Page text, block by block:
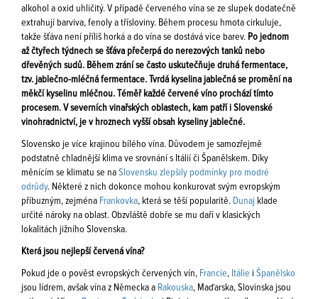
alkohol a oxid uhličitý. V případě červeného vína se ze slupek dodatečně
extrahují barviva, fenoly a třísloviny. Během procesu hmota cirkuluje,
takže šťáva není příliš horká a do vína se dostává více barev. Po jednom
až čtyřech týdnech se šťáva přečerpá do nerezových tanků nebo
dřevěných sudů. Během zrání se často uskutečňuje druhá fermentace,
tzv. jablečno-mléčná fermentace. Tvrdá kyselina jablečná se promění na
měkčí kyselinu mléčnou. Téměř každé červené víno prochází tímto
procesem. V severních vinařských oblastech, kam patří i Slovenské
vinohradnictví, je v hroznech vyšší obsah kyseliny jablečné.
Slovensko je více krajinou bílého vína. Důvodem je samozřejmě
podstatně chladnější klima ve srovnání s Itálií či Španělskem. Díky
měnícím se klimatu se na Slovensku zlepšily podmínky pro modré
odrůdy. Některé z nich dokonce mohou konkurovat svým evropským
příbuzným, zejména Frankovka, která se těší popularitě. Dunaj klade
určité nároky na oblast. Obzvláště dobře se mu daří v klasických
lokalitách jižního Slovenska.
Která jsou nejlepší červená vína?
Pokud jde o pověst evropských červených vín, Francie, Itálie i Španělsko
jsou lídrem, avšak vína z Německa a Rakouska, Maďarska, Slovinska jsou